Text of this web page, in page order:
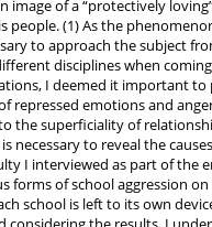
image of a “protectively
people. (1) As the
to approach the subject
disciplines when
I deemed it important
repressed emotions and
the superficiality of
necessary to reveal the
I interviewed as part of
forms of school aggression
school is left to its own